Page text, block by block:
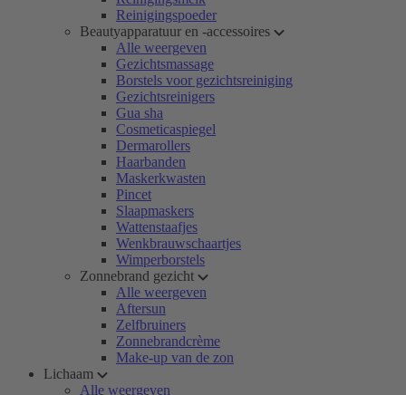
Reinigingspoeder
Beautyapparatuur en -accessoires
Alle weergeven
Gezichtsmassage
Borstels voor gezichtsreiniging
Gezichtsreinigers
Gua sha
Cosmeticaspiegel
Dermarollers
Haarbanden
Maskerkwasten
Pincet
Slaapmaskers
Wattenstaafjes
Wenkbrauwschaartjes
Wimperborstels
Zonnebrand gezicht
Alle weergeven
Aftersun
Zelfbruiners
Zonnebrandcrème
Make-up van de zon
Lichaam
Alle weergeven